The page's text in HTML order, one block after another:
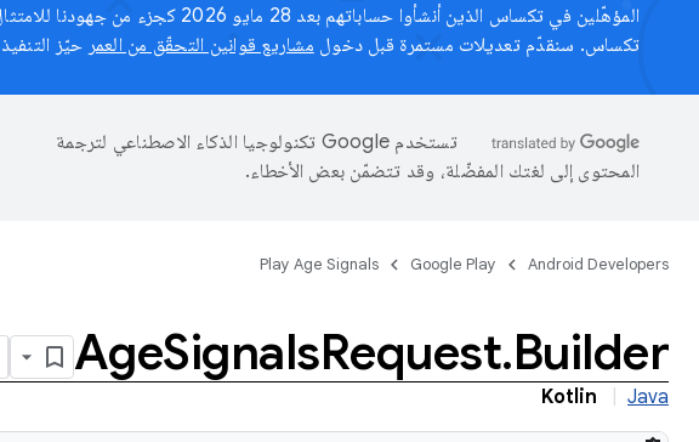
تكساس. سنقدّم تعديلات مستمرة قبل دخول مشاريع قوانين التحقّق من العمر حيّز
تستخدم Google تكنولوجيا الذكاء الاصطناعي لترجمة
المحتوى إلى لغتك المفضّلة، وقد تتضمّن بعض الأخطاء.
Android Developers
Google Play
Play Age Signals
AgeSignalsRequest.Builder
Kotlin Java